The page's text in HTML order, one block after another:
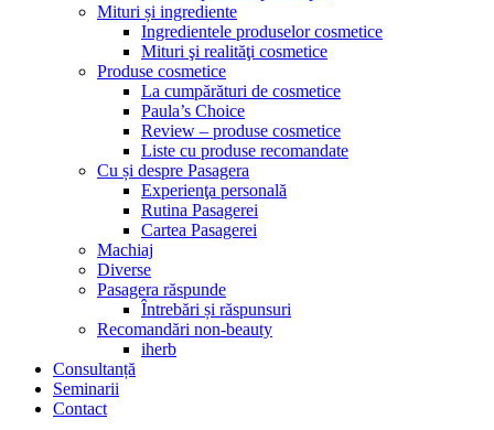
Mituri și ingrediente
Ingredientele produselor cosmetice
Mituri şi realităţi cosmetice
Produse cosmetice
La cumpărături de cosmetice
Paula’s Choice
Review – produse cosmetice
Liste cu produse recomandate
Cu și despre Pasagera
Experienţa personală
Rutina Pasagerei
Cartea Pasagerei
Machiaj
Diverse
Pasagera răspunde
Întrebări și răspunsuri
Recomandări non-beauty
iherb
Consultanță
Seminarii
Contact